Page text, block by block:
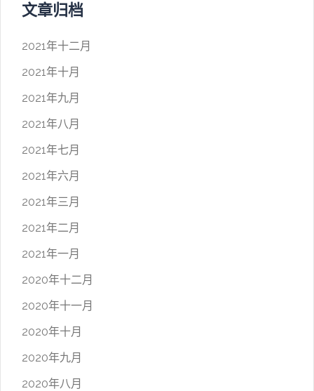
文章归档
2021年十二月
2021年十月
2021年九月
2021年八月
2021年七月
2021年六月
2021年三月
2021年二月
2021年一月
2020年十二月
2020年十一月
2020年十月
2020年九月
2020年八月